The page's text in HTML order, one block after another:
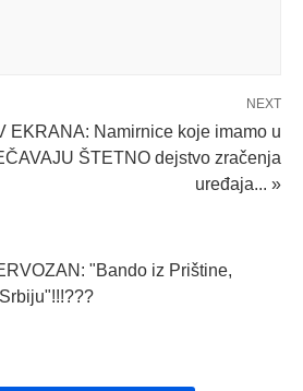
NEXT
EKRANA: Namirnice koje imamo u
ŠTETNO dejstvo zračenja
uređaja... »
"Bando iz Prištine,